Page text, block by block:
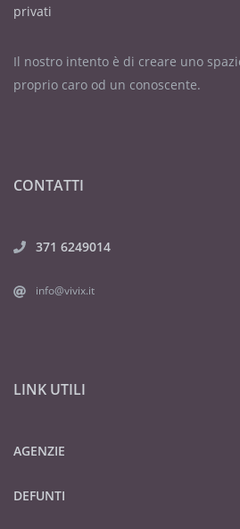
privati
Il nostro intento è di creare uno
proprio caro od un conoscente.
CONTATTI
371 6249014
info@vivix.it
LINK UTILI
AGENZIE
DEFUNTI